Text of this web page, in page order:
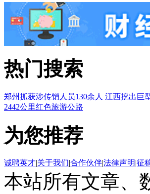
热门搜索
郑州抓获涉传销人员130余人 江西挖出巨
2442公里红色旅游公路
为您推荐
诚聘英才|关于我们|合作伙伴|法律声明|征
本站所有文章、